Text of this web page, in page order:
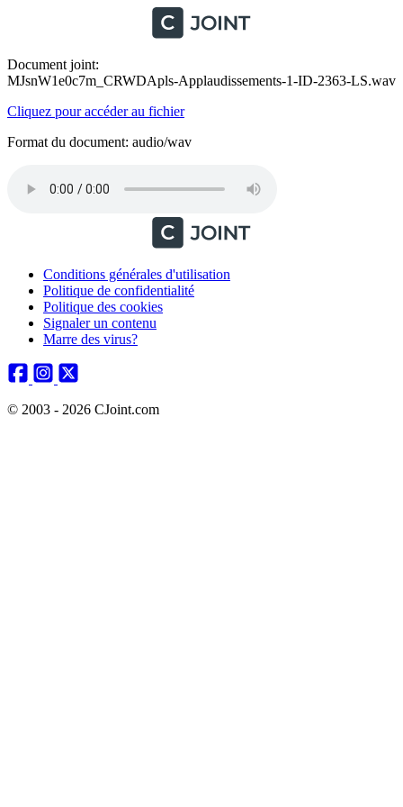
Document joint:
MJsnW1e0c7m_CRWDApls-Applaudissements-1-ID-2363-LS.wav
Cliquez pour accéder au fichier
Format du document: audio/wav
Conditions générales d'utilisation
Politique de confidentialité
Politique des cookies
Signaler un contenu
Marre des virus?
© 2003 - 2026 CJoint.com